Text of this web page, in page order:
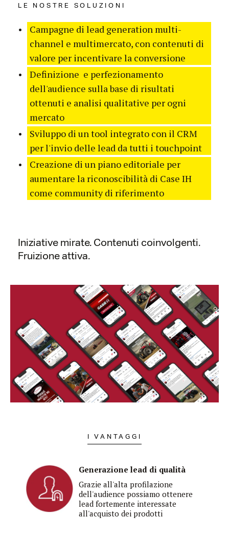
LE NOSTRE SOLUZIONI
Campagne di lead generation multi-
channel e multimercato, con contenuti di
valore per incentivare la conversione
Definizione e perfezionamento
dell'audience sulla base di risultati
ottenuti e analisi qualitative per ogni
mercato
Sviluppo di un tool integrato con il CRM
per l'invio delle lead da tutti i touchpoint
Creazione di un piano editoriale per
aumentare la riconoscibilità di Case IH
come community di riferimento
Iniziative mirate. Contenuti coinvolgenti.
Fruizione attiva.
I VANTAGGI
Generazione lead di qualità
Grazie all'alta profilazione
dell'audience possiamo ottenere
lead fortemente interessate
all'acquisto dei prodotti